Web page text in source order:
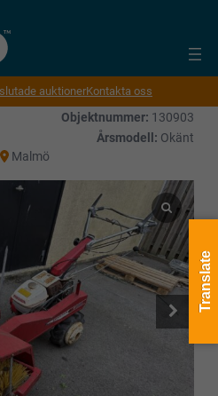
auktionerKontakta oss
Objektnummer: 130903
Årsmodell: Okänt
Malmö
Translate